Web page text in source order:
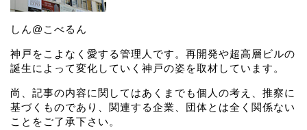
しん@こべるん
神戸をこよなく愛する管理人です。再開発や超高層ビルの
誕生によって変化していく神戸の姿を取材しています。
尚、記事の内容に関してはあくまでも個人の考え、推察に
基づくものであり、関連する企業、団体とは全く関係ない
ことをご了承下さい。